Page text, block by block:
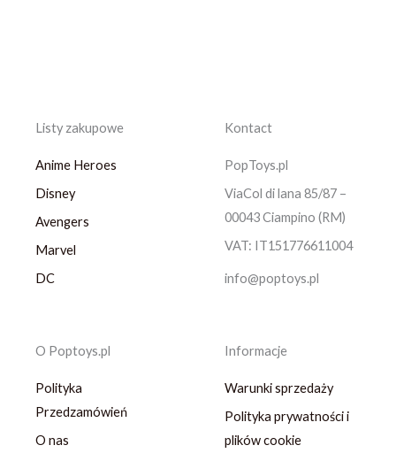
Listy zakupowe
Anime Heroes
Disney
Avengers
Marvel
DC
Kontact
PopToys.pl
ViaCol di lana 85/87 –
00043 Ciampino (RM)
VAT: IT151776611004
info@poptoys.pl
O Poptoys.pl
Polityka
Przedzamówień
O nas
Informacje
Warunki sprzedaży
Polityka prywatności i
plików cookie